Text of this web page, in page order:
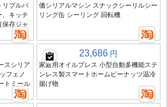
リプルバ
、キッチ
保存ジャ
価シリアルマシン スナックシーリルシー
リング缶 シーリング 回転機
スシリア
フェノ
トミール
23,686 円
家庭用オイルプレス 小型自動多機能ステ
ンレス製スマートホームピーナッツ温冷
揚げ物